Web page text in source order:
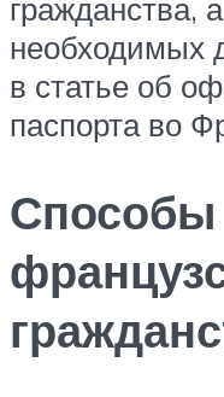
гражданства,
необходимых
в статье об
паспорта во
Способы